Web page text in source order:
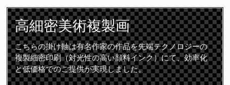
高細密美術複製画
こちらの掛け軸は有名作家の作品を先端テクノロジーの
複製細密印刷（対光性の高い顔料インク）にて、効率化
と低価格でのご提供が実現しました。